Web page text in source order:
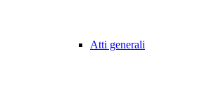
Atti generali